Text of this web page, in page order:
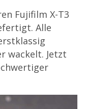
Fujifilm X-T3
Alle
wackelt. Jetzt